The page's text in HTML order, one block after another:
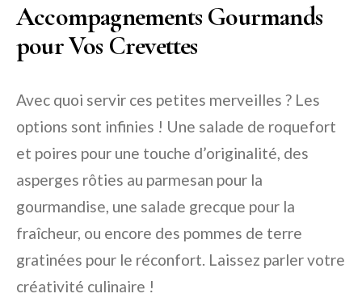
Accompagnements Gourmands
pour Vos Crevettes
Avec quoi servir ces petites merveilles ? Les
options sont infinies ! Une salade de roquefort
et poires pour une touche d’originalité, des
asperges rôties au parmesan pour la
gourmandise, une salade grecque pour la
fraîcheur, ou encore des pommes de terre
gratinées pour le réconfort. Laissez parler votre
créativité culinaire !